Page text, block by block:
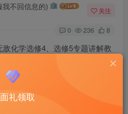
我不回信息的) 关注
0 236 8
化学选修4、选修5专题讲解教
周鹏老师新的教学体系，针对高
与应试问题，快速提升考试成
实用的优秀的提分课程。
礼领取